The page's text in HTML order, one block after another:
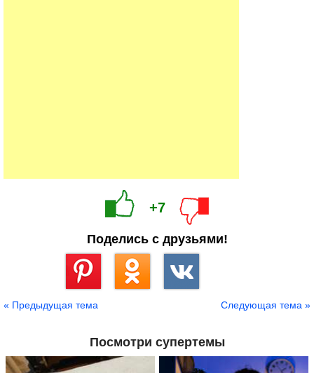
+7
Поделись с друзьями!
« Предыдущая тема Следующая тема »
Посмотри супертемы